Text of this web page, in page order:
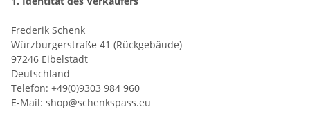
Frederik Schenk
Würzburgerstraße 41 (Rückgebäude)
97246 Eibelstadt
Deutschland
Telefon: +49(0)9303 984 960
E-Mail: shop@schenkspass.eu